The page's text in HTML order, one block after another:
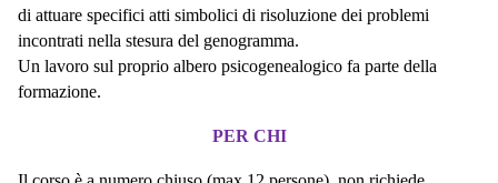
di attuare specifici atti simbolici di risoluzione dei problemi
incontrati nella stesura del genogramma.
Un lavoro sul proprio albero psicogenealogico fa parte della
formazione.
PER CHI